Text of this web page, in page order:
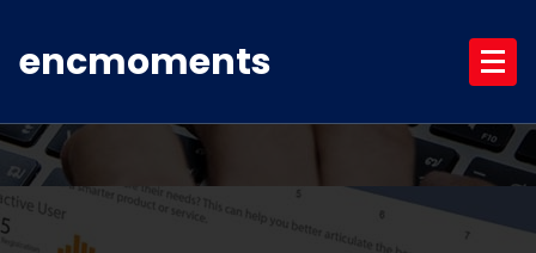
content
encmoments